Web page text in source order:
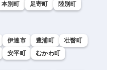
本別町 足寄町
陸別町
伊達市 豊浦町
壮瞥町
安平町 むかわ町